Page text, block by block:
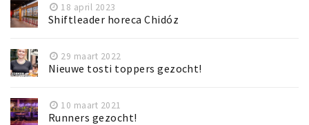
18 april 2023
Shiftleader horeca Chidóz
29 maart 2022
Nieuwe tosti toppers gezocht!
10 maart 2021
Runners gezocht!